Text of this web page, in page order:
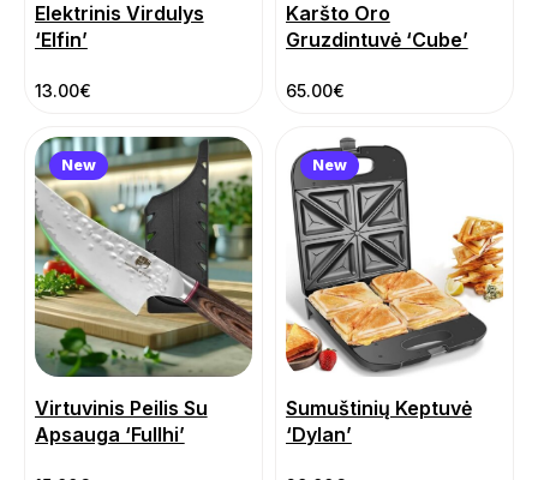
Elektrinis Virdulys
‘Elfin’
13.00€
Karšto Oro
Gruzdintuvė ‘Cube’
65.00€
Virtuvinis Peilis Su
Apsauga ‘Fullhi’
New
Sumuštinių Keptuvė
‘Dylan’
New